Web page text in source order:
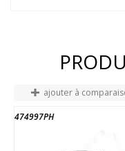
ajouter à
474997PH